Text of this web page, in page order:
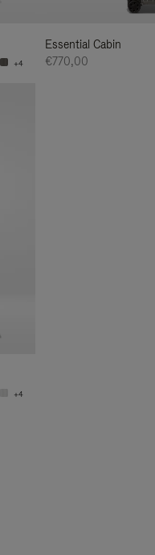
+4
Essential Cabin
€770,00
+4